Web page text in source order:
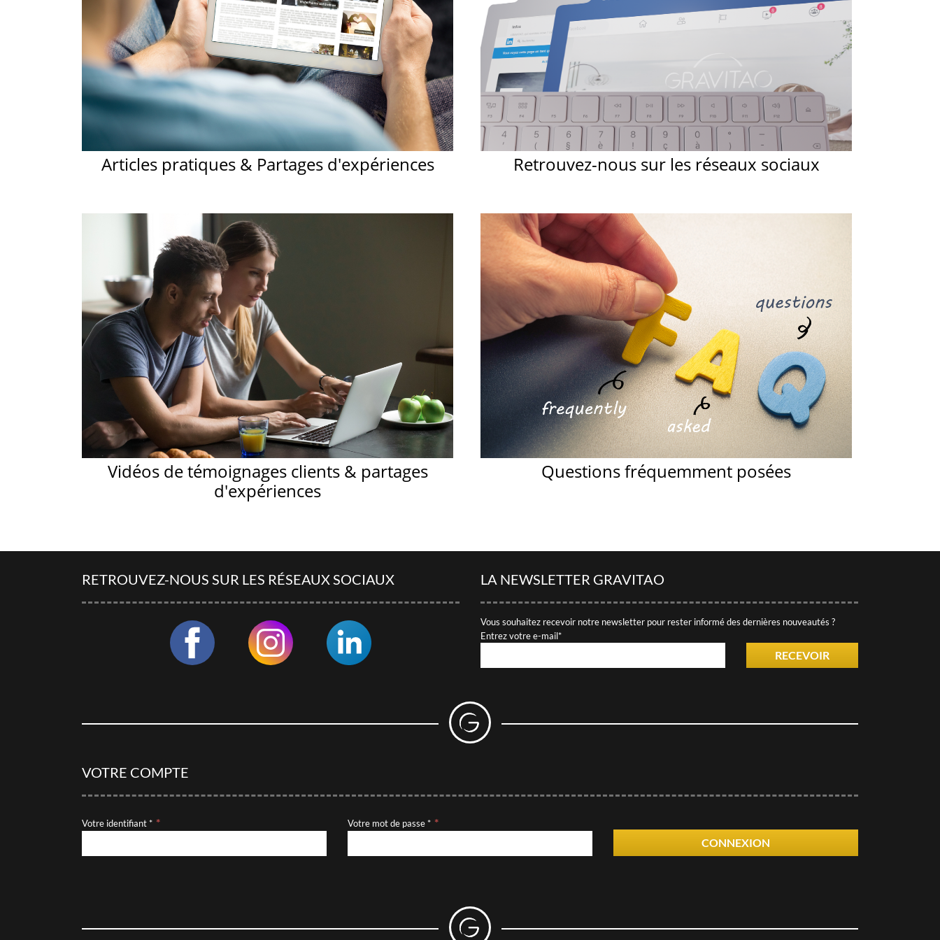
professionnels spécialisés.
Avec GRAVITAO, les évaluations de valeur sont
gratuites, elles sont offertes.
Articles pratiques & Partages d'expériences Retrouvez-nous sur les réseaux sociaux
Vidéos de témoignages clients & partages
d'expériences
Questions fréquemment posées
RETROUVEZ-NOUS SUR LES RÉSEAUX SOCIAUX LA NEWSLETTER GRAVITAO
Vous souhaitez recevoir notre newsletter pour rester informé des dernières nouveautés ?
Entrez votre e-mail*
RECEVOIR
VOTRE COMPTE
Votre identifiant * Votre mot de passe *
CONNEXION